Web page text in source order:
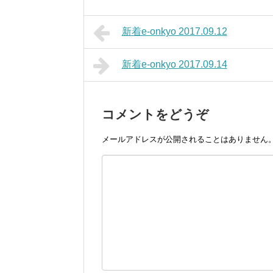
新着e-onkyo 2017.09.12
新着e-onkyo 2017.09.14
コメントをどうぞ
メールアドレスが公開されることはありません